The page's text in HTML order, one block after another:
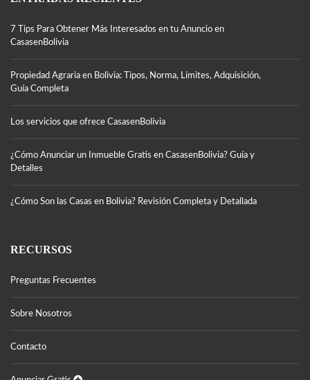
7 Tips Para Obtener Más Interesados en tu Anuncio en
CasasenBolivia
Propiedad Agraria en Bolivia: Tipos, Norma, Límites, Adquisición,
Guía Completa
Los servicios que ofrece CasasenBolivia
¿Cómo Anunciar un Inmueble Gratis en CasasenBolivia? Guía y
Detalles
¿Cómo Son las Casas en Bolivia? Revisión Completa y Detallada
RECURSOS
Preguntas Frecuentes
Sobre Nosotros
Contacto